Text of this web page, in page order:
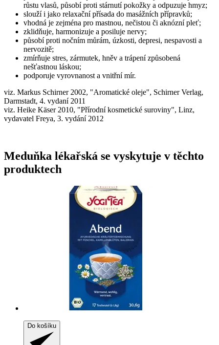
růstu vlasů, působí proti stárnutí pokožky a odpuzuje hmyz;
slouží i jako relaxační přísada do masážních přípravků;
vhodná je zejména pro mastnou, nečistou či aknózní pleť;
zklidňuje, harmonizuje a posiluje nervy;
působí proti nočním můrám, úzkosti, depresi, nespavosti a
nervozitě;
zmírňuje stres, zármutek, hněv a trápení způsobená
nešťastnou láskou;
podporuje vyrovnanost a vnitřní mír.
viz. Markus Schirner 2002, "Aromatické oleje", Schirner Verlag,
Darmstadt, 4. vydaní 2011
viz. Heike Käser 2010, "Přírodní kosmetické suroviny", Linz,
vydavatel Freya, 3. vydání 2012
Meduňka lékařská se vyskytuje v těchto
produktech
Do košíku